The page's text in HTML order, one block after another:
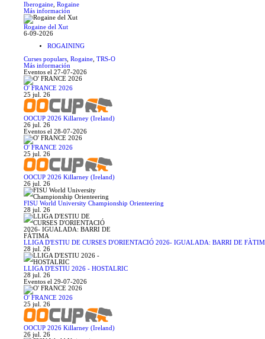
Iberogaine Rogaine
Más información
Rogaine del Xut
6-09-2026
ROGAINING
Curses populars Rogaine TRS-O
Más información
Eventos el 27-07-2026
O' FRANCE 2026
25 jul. 26
OOCUP 2026 Killarney (Ireland)
26 jul. 26
Eventos el 28-07-2026
O' FRANCE 2026
25 jul. 26
OOCUP 2026 Killarney (Ireland)
26 jul. 26
FISU World University Championship Orienteering
28 jul. 26
LLIGA D'ESTIU DE CURSES D'ORIENTACIÓ 2026- IGUALADA: BARRI DE
28 jul. 26
LLIGA D'ESTIU 2026 - HOSTALRIC
28 jul. 26
Eventos el 29-07-2026
O' FRANCE 2026
25 jul. 26
OOCUP 2026 Killarney (Ireland)
26 jul. 26